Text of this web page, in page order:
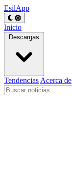
EsilApp
Inicio
Descargas
Tendencias Acerca de